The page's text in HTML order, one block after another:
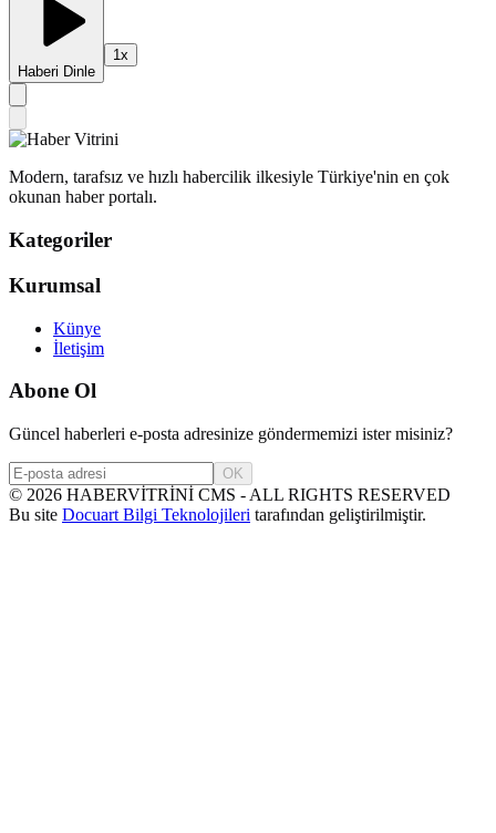
Haberi Dinle
1x
Modern, tarafsız ve hızlı habercilik ilkesiyle Türkiye'nin en çok
okunan haber portalı.
Kategoriler
Kurumsal
Künye
İletişim
Abone Ol
Güncel haberleri e-posta adresinize göndermemizi ister misiniz?
OK
© 2026 HABERVİTRİNİ CMS - ALL RIGHTS RESERVED
Bu site Docuart Bilgi Teknolojileri tarafından geliştirilmiştir.